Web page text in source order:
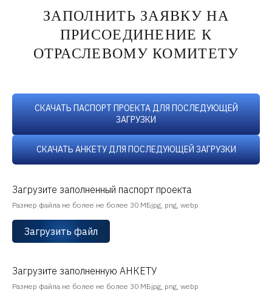
ЗАПОЛНИТЬ ЗАЯВКУ НА
ПРИСОЕДИНЕНИЕ К
ОТРАСЛЕВОМУ КОМИТЕТУ
СКАЧАТЬ ПАСПОРТ ПРОЕКТА ДЛЯ ПОСЛЕДУЮЩЕЙ
ЗАГРУЗКИ
СКАЧАТЬ АНКЕТУ ДЛЯ ПОСЛЕДУЮЩЕЙ ЗАГРУЗКИ
Загрузите заполненный паспорт проекта
Размер файла не более не более 30 МБjpg, png, webp
Загрузить файл
Загрузите заполненную АНКЕТУ
Размер файла не более не более 30 МБjpg, png, webp